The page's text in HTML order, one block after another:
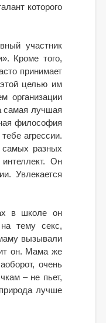
которого
участник
Кроме того,
принимает
целью им
организации
самая лучшая
философия
агрессии.
самых разных
Он
Увлекается
в школе он
тему секс,
вызывали
он. Мама же
очень
– не пьет,
лучше